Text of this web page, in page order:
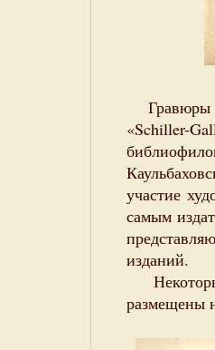
Гравюры
«Schiller-
участие
самым
изданий.
размещены